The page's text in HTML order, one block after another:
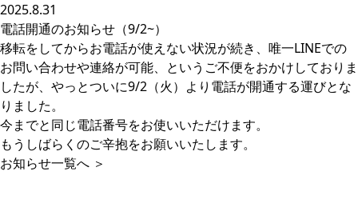
2025.8.31
電話開通のお知らせ（9/2~）
移転をしてからお電話が使えない状況が続き、唯一LINEでの
お問い合わせや連絡が可能、というご不便をおかけしておりま
したが、やっとついに9/2（火）より電話が開通する運びとな
りました。
今までと同じ電話番号をお使いいただけます。
もうしばらくのご辛抱をお願いいたします。
お知らせ一覧へ ＞